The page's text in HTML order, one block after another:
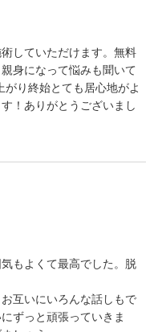
していただけます。無料
身になって悩みも聞いて
り終始とても居心地がよ
！ありがとうございまし
もよくて最高でした。脱
互いにいろんな話しもで
ずっと頑張っていきま